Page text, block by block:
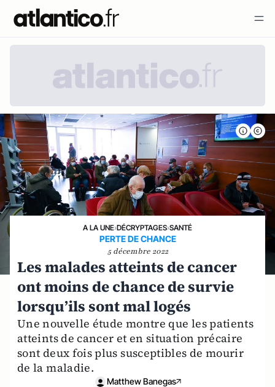
A LA UNE›DÉCRYPTAGES›SANTÉ
PERTE DE CHANCE
5 décembre 2022
Les malades atteints de cancer
ont moins de chance de survie
lorsqu’ils sont mal logés
Une nouvelle étude montre que les patients
atteints de cancer et en situation précaire
sont deux fois plus susceptibles de mourir
de la maladie.
Matthew Banegas